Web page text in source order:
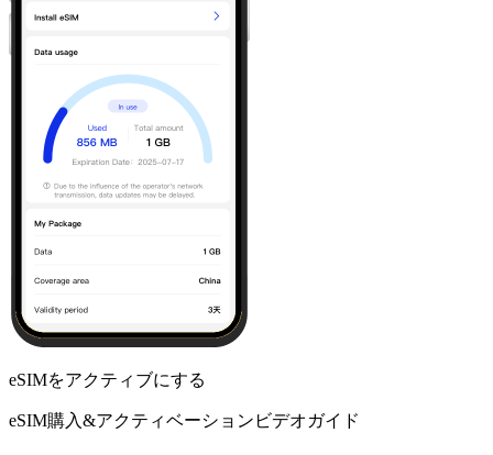
eSIMをアクティブにする
eSIM購入&アクティベーションビデオガイド